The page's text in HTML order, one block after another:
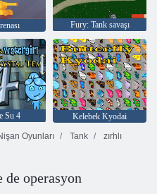
Fury: Tank savaşı
Su 4
Kelebek Kyodai
Oyunları Tank
zırhlı
de operasyon